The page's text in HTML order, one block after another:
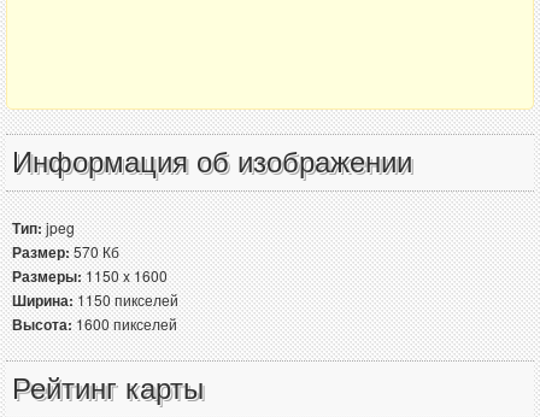
Информация об изображении
Тип:jpeg
Размер:570 Кб
Размеры:1150 x 1600
Ширина:1150 пикселей
Высота:1600 пикселей
Рейтинг карты